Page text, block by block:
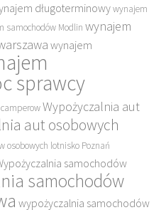
długoterminowywynajem
samochodów Modlin wynajem
wynajem
sprawcy
Wypożyczalnia aut
aut osobowych
osobowych lotnisko Poznań
samochodów
samochodów
wypożyczalnia samochodów